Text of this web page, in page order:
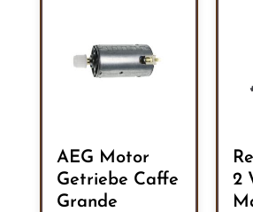
AEG Motor
Getriebe Caffe
Grande
2